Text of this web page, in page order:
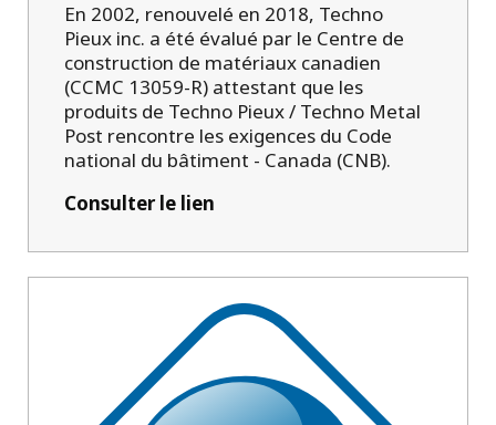
En 2002, renouvelé en 2018, Techno
Pieux inc. a été évalué par le Centre de
construction de matériaux canadien
(CCMC 13059-R) attestant que les
produits de Techno Pieux / Techno Metal
Post rencontre les exigences du Code
national du bâtiment - Canada (CNB).
Consulter le lien